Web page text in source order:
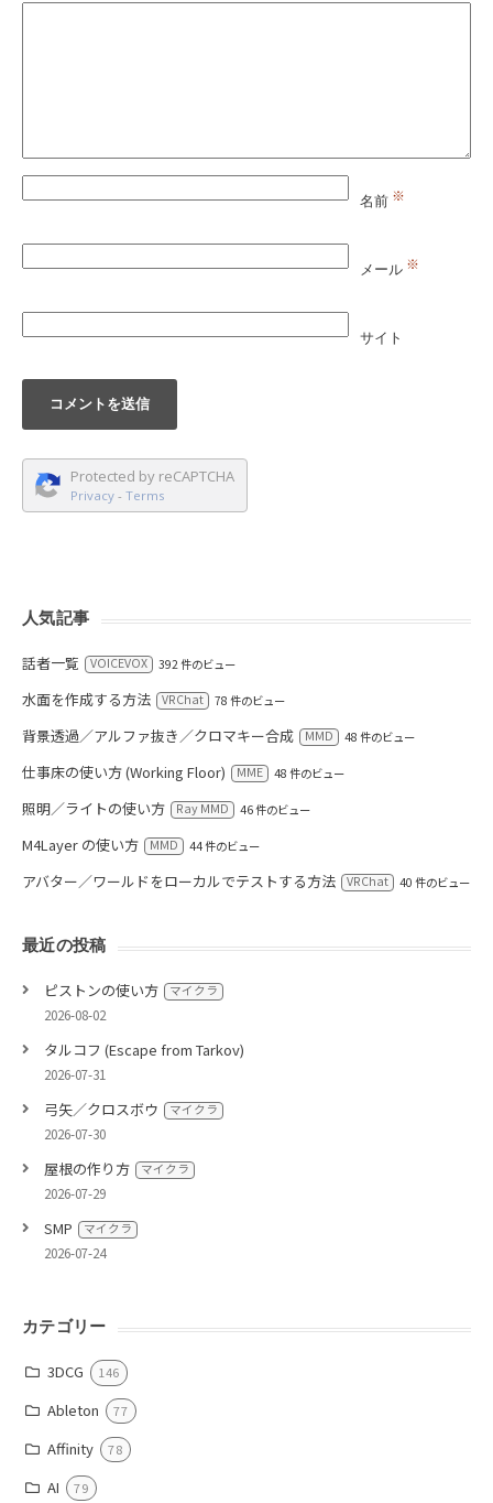
名前 ※
メール ※
サイト
Protected by reCAPTCHA
Privacy - Terms
人気記事
話者一覧 VOICEVOX 392 件のビュー
水面を作成する方法 VRChat 78 件のビュー
背景透過／アルファ抜き／クロマキー合成 MMD 48 件のビュー
仕事床の使い方 (Working Floor) MME 48 件のビュー
照明／ライトの使い方 Ray MMD 46 件のビュー
M4Layer の使い方 MMD 44 件のビュー
アバター／ワールドをローカルでテストする方法 VRChat 40 件のビュー
最近の投稿
ピストンの使い方 マイクラ
2026-08-02
タルコフ (Escape from Tarkov)
2026-07-31
弓矢／クロスボウ マイクラ
2026-07-30
屋根の作り方 マイクラ
2026-07-29
SMP マイクラ
2026-07-24
カテゴリー
3DCG 146
Ableton 77
Affinity 78
AI 79